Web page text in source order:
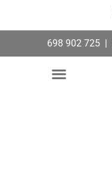
698 902 725 |